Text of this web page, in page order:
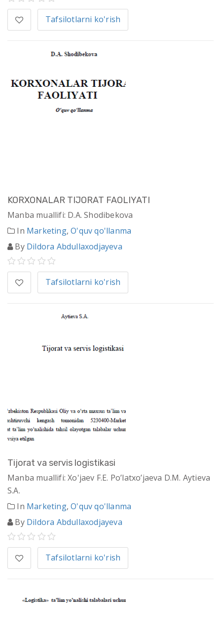
Tafsilotlarni ko'rish
KORXONALAR TIJORAT FAOLIYATI
Manba muallifi: D.A. Shodibekova
In Marketing,O'quv qo'llanma
By Dildora Abdullaxodjayeva
Tafsilotlarni ko'rish
Tijorat va servis logistikasi
Manba muallifi: Xo'jaev F.E. Po’latxo’jaeva D.M. Aytieva
S.A.
In Marketing,O'quv qo'llanma
By Dildora Abdullaxodjayeva
Tafsilotlarni ko'rish